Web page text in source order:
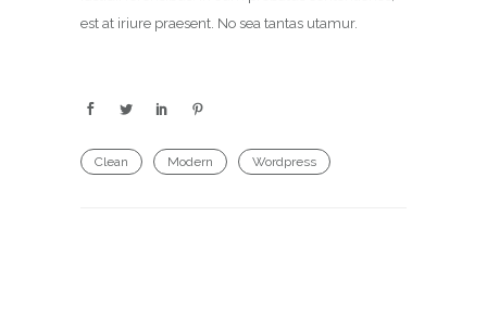
est at iriure praesent. No sea tantas utamur.
Clean Modern Wordpress